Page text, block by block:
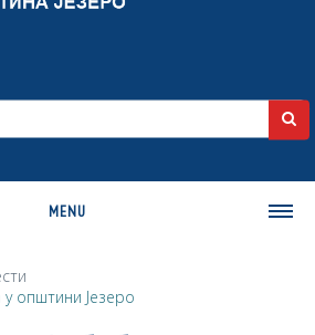
MENU
О ОПШТИНИ
општини Језеро